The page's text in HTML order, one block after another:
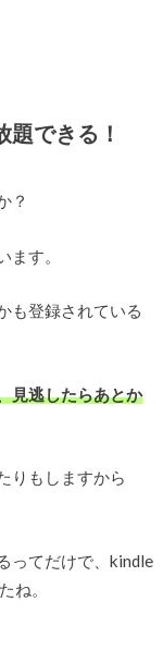
できる！
？
す。
も登録されている
見逃したらあとか
りもしますから
ってだけで、kindle
ね。